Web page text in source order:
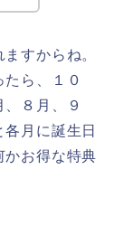
すからね。
ら、１０
８月、９
月に誕生日
かお得な特典